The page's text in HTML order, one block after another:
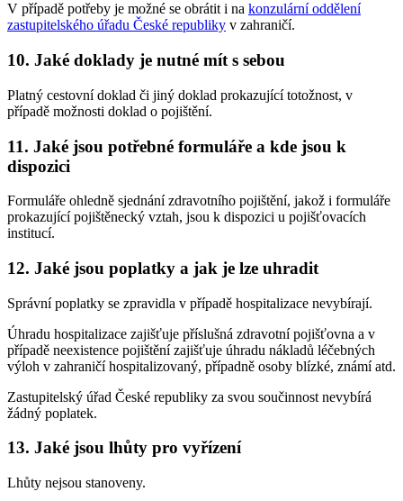
V případě potřeby je možné se obrátit i na konzulární oddělení
zastupitelského úřadu České republiky v zahraničí.
10. Jaké doklady je nutné mít s sebou
Platný cestovní doklad či jiný doklad prokazující totožnost, v
případě možnosti doklad o pojištění.
11. Jaké jsou potřebné formuláře a kde jsou k
dispozici
Formuláře ohledně sjednání zdravotního pojištění, jakož i formuláře
prokazující pojištěnecký vztah, jsou k dispozici u pojišťovacích
institucí.
12. Jaké jsou poplatky a jak je lze uhradit
Správní poplatky se zpravidla v případě hospitalizace nevybírají.
Úhradu hospitalizace zajišťuje příslušná zdravotní pojišťovna a v
případě neexistence pojištění zajišťuje úhradu nákladů léčebných
výloh v zahraničí hospitalizovaný, případně osoby blízké, známí atd.
Zastupitelský úřad České republiky za svou součinnost nevybírá
žádný poplatek.
13. Jaké jsou lhůty pro vyřízení
Lhůty nejsou stanoveny.